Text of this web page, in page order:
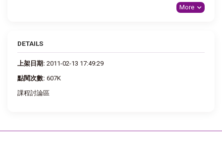
More
DETAILS
上架日期: 2011-02-13 17:49:29
點閱次數: 607K
課程討論區